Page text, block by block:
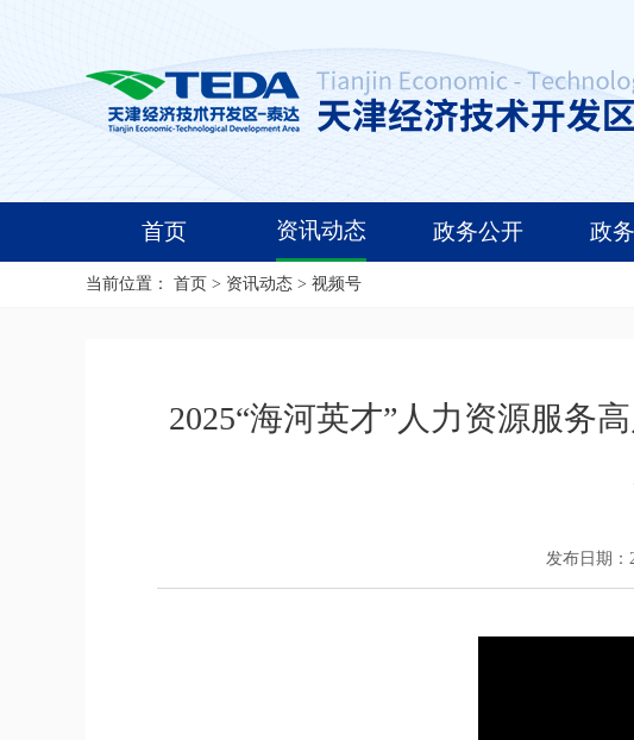
首页 资讯动态 政务公开 政
当前位置： 首页 > 资讯动态 > 视频号
2025“海河英才”人力资源服务
发布日期：